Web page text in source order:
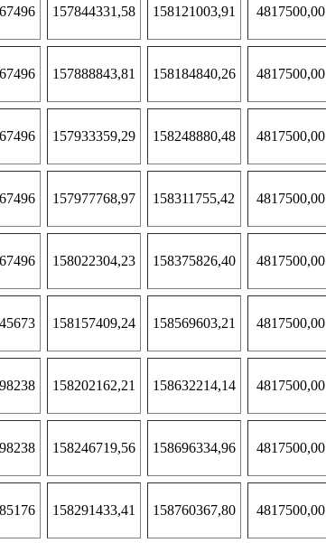
157844331,58 158121003,91 4817500,00
157888843,81 158184840,26 4817500,00
157933359,29 158248880,48 4817500,00
157977768,97 158311755,42 4817500,00
158022304,23 158375826,40 4817500,00
158157409,24 158569603,21 4817500,00
158202162,21 158632214,14 4817500,00
158246719,56 158696334,96 4817500,00
158291433,41 158760367,80 4817500,00